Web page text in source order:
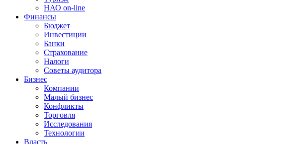
НАО on-line
Финансы
Бюджет
Инвестиции
Банки
Страхование
Налоги
Советы аудитора
Бизнес
Компании
Малый бизнес
Конфликты
Торговля
Исследования
Технологии
Власть